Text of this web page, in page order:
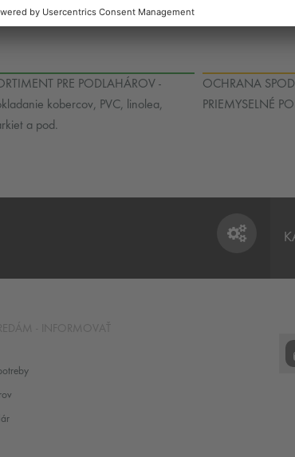
PRE PODLAHÁROV -
kobercov, PVC, linolea,
a pod.
OCHRANA
PRIEMYSELNÉ